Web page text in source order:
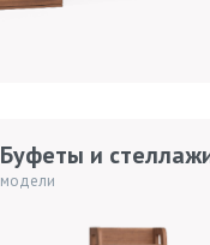
Буфеты и
модели